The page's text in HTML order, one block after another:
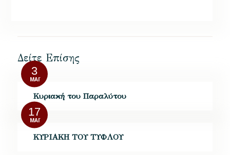
Δείτε Επίσης
3
ΜΆΙ
Κυριακή του Παραλύτου
17
ΜΆΙ
ΚΥΡΙΑΚΗ ΤΟΥ ΤΥΦΛΟΥ